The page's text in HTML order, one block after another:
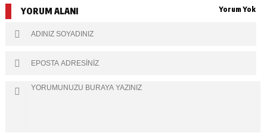
YORUM ALANI Yorum Yok